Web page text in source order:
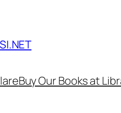
Buy Our Books at